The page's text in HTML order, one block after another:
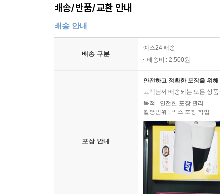
배송/반품/교환 안내
배송 안내
배송 구분
예스24 배송
배송비 : 2,500원
포장 안내
안전하고 정확한 포장을 위
고객님께 배송되는 모든 상
목적 : 안전한 포장 관리
촬영범위 : 박스 포장 작업